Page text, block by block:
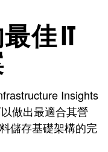
佳 IT
Insights
做出最適合其營
儲存基礎架構的完